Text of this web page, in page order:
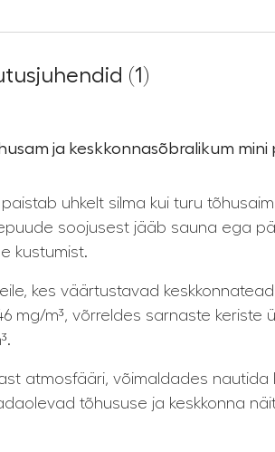
(1)
ja keskkonnasõbralikum
uhkelt silma kui turu
soojusest jääb sauna ega
kustumist.
kes väärtustavad
mg/m³, võrreldes sarnaste
atmosfääri, võimaldades
tõhususe ja keskkonna